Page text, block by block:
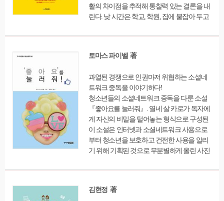
활의 차이점을 추적해 통찰력 있는 결론을 내
린다. 낮 시간은 학교, 학원, 집에 붙잡아 두고
유대감을 더욱 강화하는 사회적 공간이 필요
져들 수밖에 없다. 어른의 소셜 네트워크가 특
끼리의 아지트 역할을 하는 경우가 많다는 것
이 그 증거라 주장한다.
토마스 파이벨 著
과열된 경쟁으로 인권마저 위협하는 소셜네
트워크 중독을 이야기하다!
청소년들의 소셜네트워크 중독을 다룬 소설
『좋아요를 눌러줘』. 열네 살 카로가 독자에
게 자신의 비밀을 털어놓는 형식으로 구성된
이 소설은 인터넷과 소셜네트워크 사용으로
부터 청소년을 보호하고 건전한 사용을 알리
기 위해 기획된 것으로 무분별하게 올린 사진
처가 될 수 있음을 일깨워준다. 청소년들의 인
계적 문제임을 알게 되며 타인의 인권을 해치
김현정 著